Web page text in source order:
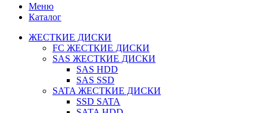
Меню
Каталог
ЖЕСТКИЕ ДИСКИ
FC ЖЕСТКИЕ ДИСКИ
SAS ЖЕСТКИЕ ДИСКИ
SAS HDD
SAS SSD
SATA ЖЕСТКИЕ ДИСКИ
SSD SATA